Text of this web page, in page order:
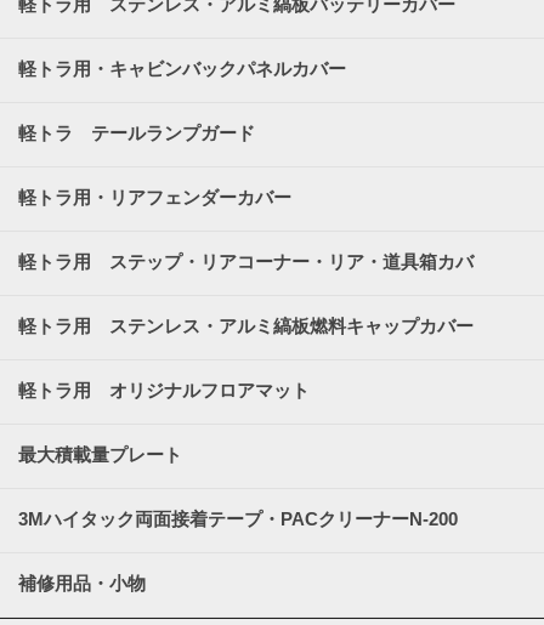
軽トラ用 ステンレス・アルミ縞板バッテリーカバー
軽トラ用・キャビンバックパネルカバー
軽トラ テールランプガード
軽トラ用・リアフェンダーカバー
軽トラ用 ステップ・リアコーナー・リア・道具箱カバ
軽トラ用 ステンレス・アルミ縞板燃料キャップカバー
軽トラ用 オリジナルフロアマット
最大積載量プレート
3Mハイタック両面接着テープ・PACクリーナーN-200
補修用品・小物